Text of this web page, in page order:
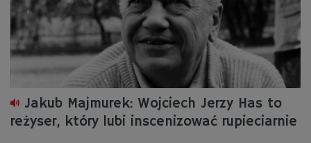
Jakub Majmurek: Wojciech Jerzy Has to
reżyser, który lubi inscenizować rupieciarnie